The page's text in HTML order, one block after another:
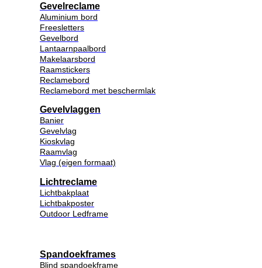
Gevelreclame
Aluminium bord
Freesletters
Gevelbord
Lantaarnpaalbord
Makelaarsbord
Raamstickers
Reclamebord
Reclamebord met beschermlak
Gevelvlaggen
Banier
Gevelvlag
Kioskvlag
Raamvlag
Vlag (eigen formaat)
Lichtreclame
Lichtbakplaat
Lichtbakposter
Outdoor Ledframe
Spandoekframes
Blind spandoekframe